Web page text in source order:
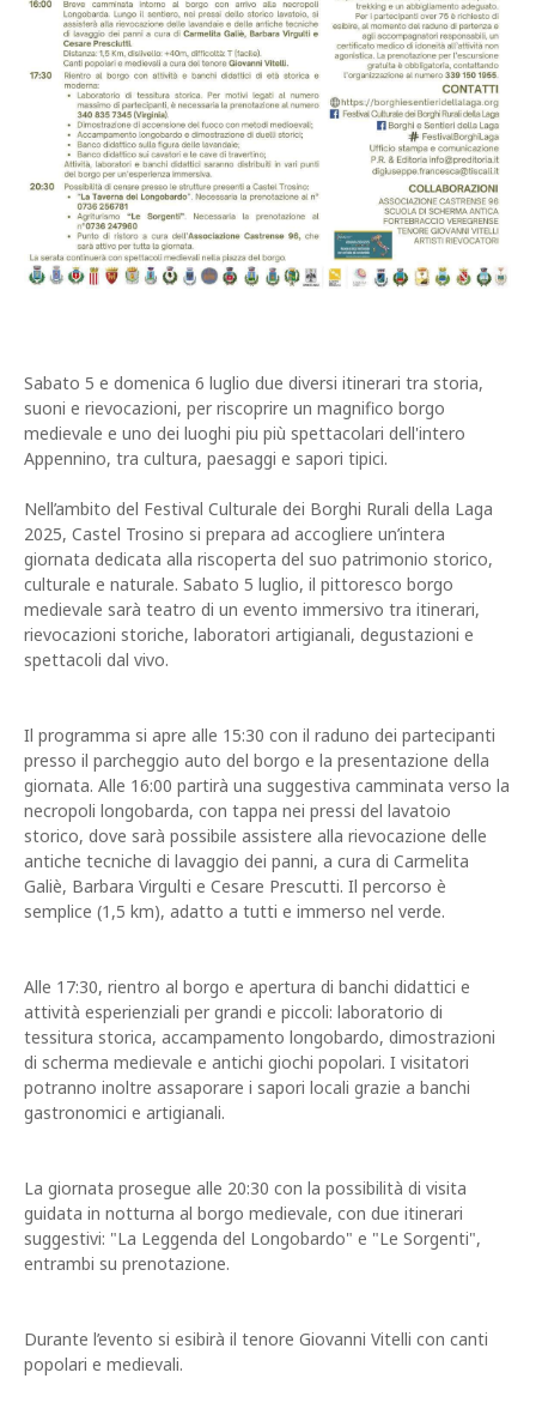
Sabato 5 e domenica 6 luglio due diversi itinerari tra storia,
suoni e rievocazioni, per riscoprire un magnifico borgo
medievale e uno dei luoghi piu più spettacolari dell'intero
Appennino, tra cultura, paesaggi e sapori tipici.
Nell’ambito del Festival Culturale dei Borghi Rurali della Laga
2025, Castel Trosino si prepara ad accogliere un’intera
giornata dedicata alla riscoperta del suo patrimonio storico,
culturale e naturale. Sabato 5 luglio, il pittoresco borgo
medievale sarà teatro di un evento immersivo tra itinerari,
rievocazioni storiche, laboratori artigianali, degustazioni e
spettacoli dal vivo.
Il programma si apre alle 15:30 con il raduno dei partecipanti
presso il parcheggio auto del borgo e la presentazione della
giornata. Alle 16:00 partirà una suggestiva camminata verso la
necropoli longobarda, con tappa nei pressi del lavatoio
storico, dove sarà possibile assistere alla rievocazione delle
antiche tecniche di lavaggio dei panni, a cura di Carmelita
Galiè, Barbara Virgulti e Cesare Prescutti. Il percorso è
semplice (1,5 km), adatto a tutti e immerso nel verde.
Alle 17:30, rientro al borgo e apertura di banchi didattici e
attività esperienziali per grandi e piccoli: laboratorio di
tessitura storica, accampamento longobardo, dimostrazioni
di scherma medievale e antichi giochi popolari. I visitatori
potranno inoltre assaporare i sapori locali grazie a banchi
gastronomici e artigianali.
La giornata prosegue alle 20:30 con la possibilità di visita
guidata in notturna al borgo medievale, con due itinerari
suggestivi: "La Leggenda del Longobardo" e "Le Sorgenti",
entrambi su prenotazione.
Durante l’evento si esibirà il tenore Giovanni Vitelli con canti
popolari e medievali.